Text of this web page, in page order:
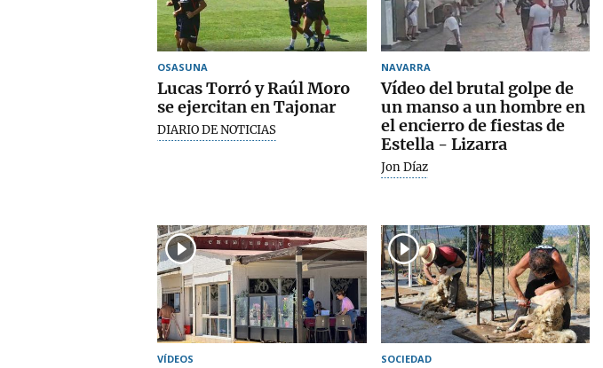
OSASUNA
Lucas Torró y Raúl Moro
se ejercitan en Tajonar
DIARIO DE NOTICIAS
NAVARRA
Vídeo del brutal golpe de
un manso a un hombre en
el encierro de fiestas de
Estella - Lizarra
Jon Díaz
VÍDEOS SOCIEDAD